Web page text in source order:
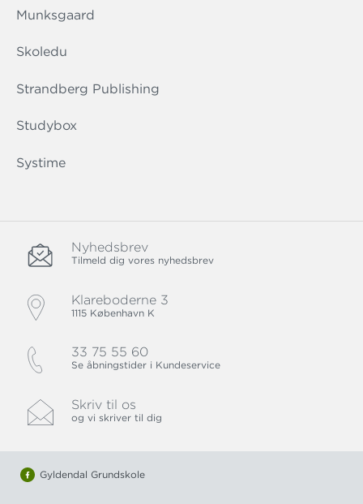
Munksgaard
Skoledu
Strandberg Publishing
Studybox
Systime
Nyhedsbrev
Tilmeld dig vores nyhedsbrev
Klareboderne 3
1115 København K
33 75 55 60
Se åbningstider i Kundeservice
Skriv til os
og vi skriver til dig
Gyldendal Grundskole